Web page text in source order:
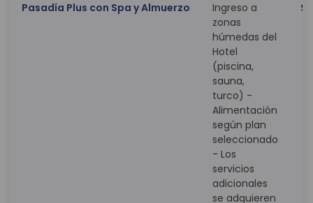
Pasadía Plus con Spa y Almuerzo
Ingreso a
zonas
húmedas del
Hotel
(piscina,
sauna,
turco) -
Alimentación
según plan
seleccionado
- Los
servicios
adicionales
se adquieren
$